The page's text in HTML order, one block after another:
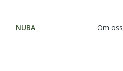
NUBA Om oss